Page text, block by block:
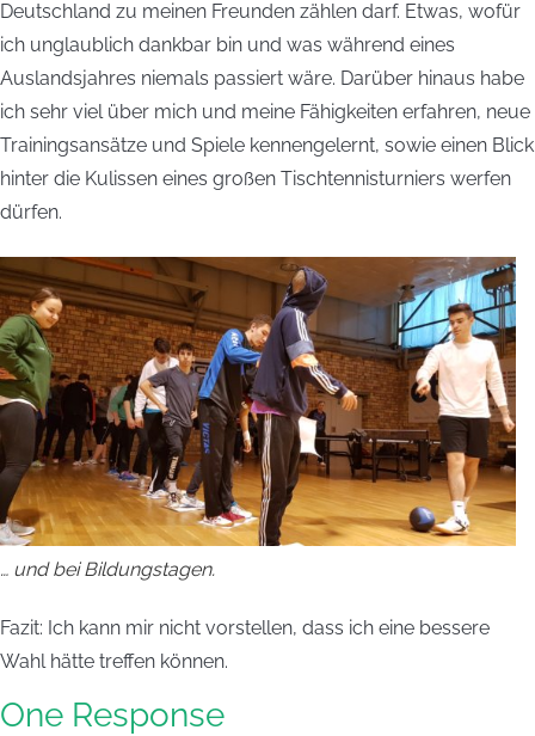
Deutschland zu meinen Freunden zählen darf. Etwas, wofür
ich unglaublich dankbar bin und was während eines
Auslandsjahres niemals passiert wäre. Darüber hinaus habe
ich sehr viel über mich und meine Fähigkeiten erfahren, neue
Trainingsansätze und Spiele kennengelernt, sowie einen Blick
hinter die Kulissen eines großen Tischtennisturniers werfen
dürfen.
… und bei Bildungstagen.
Fazit: Ich kann mir nicht vorstellen, dass ich eine bessere
Wahl hätte treffen können.
One Response